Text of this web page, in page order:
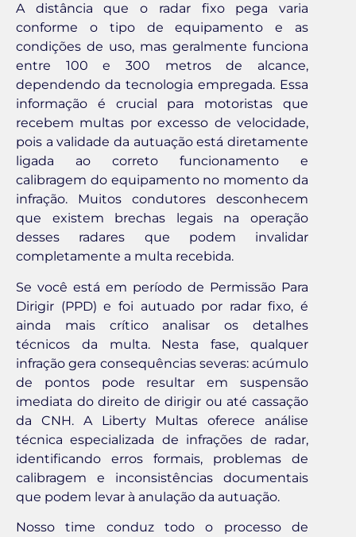
A distância que o radar fixo pega varia
conforme o tipo de equipamento e as
condições de uso, mas geralmente funciona
entre 100 e 300 metros de alcance,
dependendo da tecnologia empregada. Essa
informação é crucial para motoristas que
recebem multas por excesso de velocidade,
pois a validade da autuação está diretamente
ligada ao correto funcionamento e
calibragem do equipamento no momento da
infração. Muitos condutores desconhecem
que existem brechas legais na operação
desses radares que podem invalidar
completamente a multa recebida.
Se você está em período de Permissão Para
Dirigir (PPD) e foi autuado por radar fixo, é
ainda mais crítico analisar os detalhes
técnicos da multa. Nesta fase, qualquer
infração gera consequências severas: acúmulo
de pontos pode resultar em suspensão
imediata do direito de dirigir ou até cassação
da CNH. A Liberty Multas oferece análise
técnica especializada de infrações de radar,
identificando erros formais, problemas de
calibragem e inconsistências documentais
que podem levar à anulação da autuação.
Nosso time conduz todo o processo de